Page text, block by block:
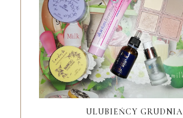
ULUBIEŃCY GRUDNIA